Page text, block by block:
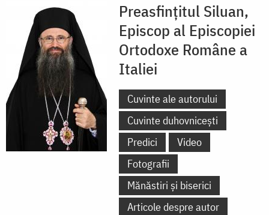
Preasfințitul Siluan,
Episcop al Episcopiei
Ortodoxe Române a
Italiei
Cuvinte ale autorului
Cuvinte duhovnicești
Predici
Video
Fotografii
Mănăstiri și biserici
Articole despre autor